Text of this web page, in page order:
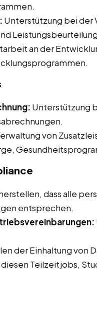
Unterstützung bei der
an der
Unterstützung
von
dass alle
entsprechen.
der Einhaltung von
Teilzeitjobs,